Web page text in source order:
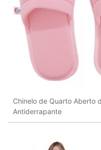
Chinelo de Quarto Aberto
Antiderrapante